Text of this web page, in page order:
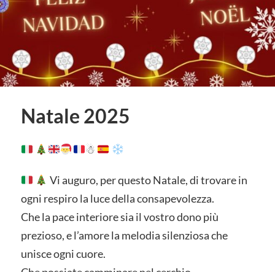
Natale 2025
☃
Vi auguro, per questo Natale, di trovare in
ogni respiro la luce della consapevolezza.
Che la pace interiore sia il vostro dono più
prezioso, e l’amore la melodia silenziosa che
unisce ogni cuore.